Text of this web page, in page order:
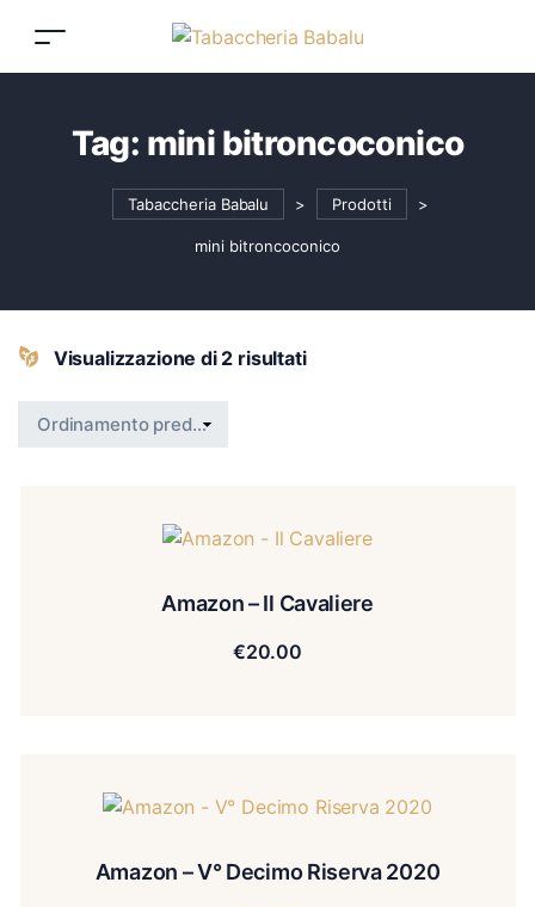
Tag: mini bitroncoconico
Tabaccheria Babalu > Prodotti >
mini bitroncoconico
Visualizzazione di 2 risultati
Amazon – Il Cavaliere
€20.00
Amazon – V° Decimo Riserva 2020